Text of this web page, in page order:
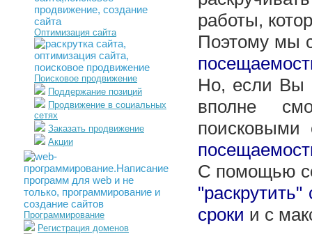
Оптимизация сайта
Поисковое продвижение
Поддержание позиций
Продвижение в социальных
сетях
Заказать продвижение
Акции
Программирование
Регистрация доменов
работы,
Поэтому мы
Но, если Вы
вполне
поисковыми
С помощью
"раскрутить"
сроки и с